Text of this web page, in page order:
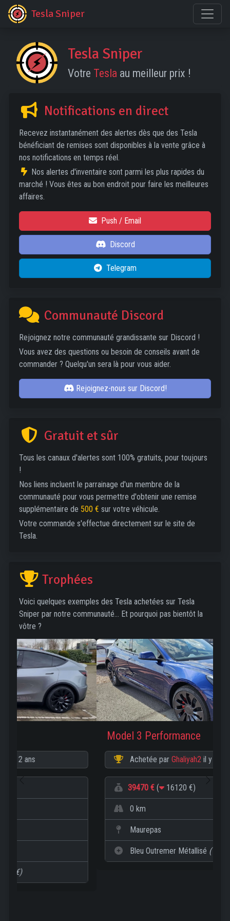
Tesla Sniper
Tesla Sniper
Votre Tesla au meilleur prix !
Notifications en direct
Recevez instantanément des alertes dès que des Tesla
bénéficiant de remises sont disponibles à la vente grâce à
nos notifications en temps réel.
Nos alertes d'inventaire sont parmi les plus rapides du
marché ! Vous êtes au bon endroit pour faire les meilleures
affaires.
Push / Email
Discord
Telegram
Communauté Discord
Rejoignez notre communauté grandissante sur Discord !
Vous avez des questions ou besoin de conseils avant de
commander ? Quelqu'un sera là pour vous aider.
Rejoignez-nous sur Discord!
Gratuit et sûr
Tous les canaux d'alertes sont 100% gratuits, pour toujours
!
Nos liens incluent le parrainage d'un membre de la
communauté pour vous permettre d'obtenir une remise
supplémentaire de 500 € sur votre véhicule.
Votre commande s'effectue directement sur le site de
Tesla.
Trophées
Voici quelques exemples des Tesla achetées sur Tesla
Sniper par notre communauté... Et pourquoi pas bientôt la
vôtre ?
Model 3 Performance
Achetée parGhaliyah2 il y a 3 ans
16120 €)
Bleu Outremer Métallisé(1600 €)